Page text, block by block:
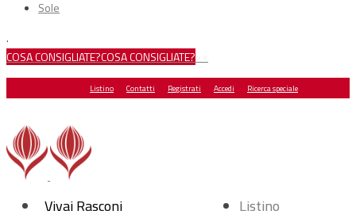
Sole
.
COSA CONSIGLIATE?COSA CONSIGLIATE?
Listino Contatti Registrati Accedi Ricerca speciale
Listino
Vivai Rasconi